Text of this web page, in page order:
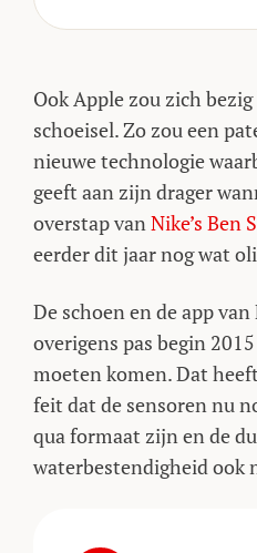
Ook Apple zou zich
schoeisel. Zo zou een
nieuwe technologie
geeft aan zijn drager
overstap van Nike’s Ben
eerder dit jaar nog wat
De schoen en de app
overigens pas begin
moeten komen. Dat
feit dat de sensoren nu
qua formaat zijn en de
waterbestendigheid ook